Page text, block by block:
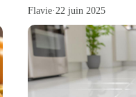
Flavie·22 juin 2025